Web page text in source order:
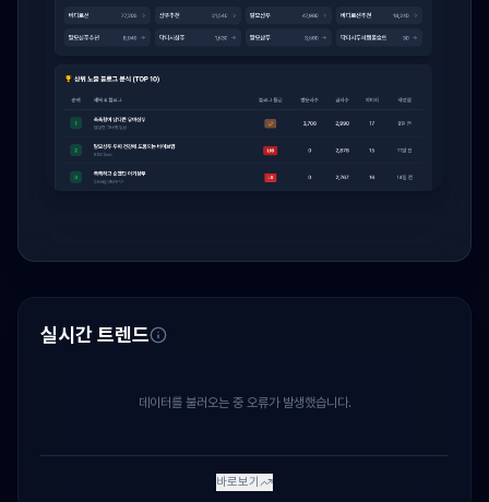
실시간 트렌드
데이터를 불러오는 중 오류가 발생했습니다.
바로보기